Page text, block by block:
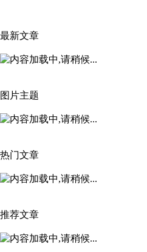
最新文章
图片主题
热门文章
推荐文章